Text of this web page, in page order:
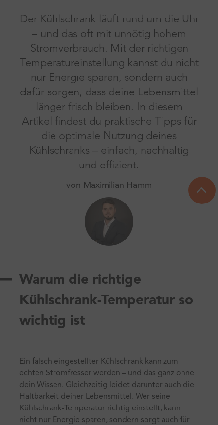
Der Kühlschrank läuft rund um die Uhr
– und das oft mit unnötig hohem
Stromverbrauch. Mit der richtigen
Temperatureinstellung kannst du nicht
nur Energie sparen, sondern auch
dafür sorgen, dass deine Lebensmittel
länger frisch bleiben. In diesem
Artikel findest du praktische Tipps für
die optimale Nutzung deines
Kühlschranks – einfach, nachhaltig
und effizient.
von Maximilian Hamm
Warum die richtige
Kühlschrank-Temperatur so
wichtig ist
Ein falsch eingestellter Kühlschrank kann zum
echten Stromfresser werden – und das ganz ohne
dein Wissen. Gleichzeitig leidet darunter auch die
Haltbarkeit deiner Lebensmittel. Wer seine
Kühlschrank-Temperatur richtig einstellt, kann
nicht nur Energie sparen, sondern sorgt auch für